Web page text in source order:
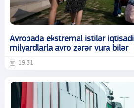
Avropada ekstremal istilər
milyardlarla avro zərər vura bilər
19:31